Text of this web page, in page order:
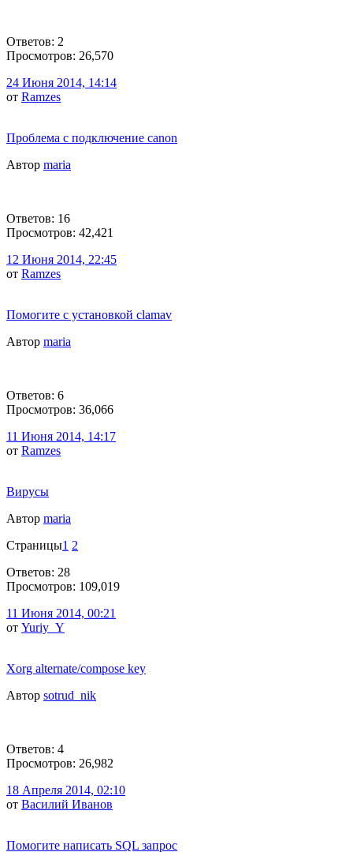
Ответов: 2
Просмотров: 26,570
24 Июня 2014, 14:14
от Ramzes
Проблема с подключение canon
Автор maria
Ответов: 16
Просмотров: 42,421
12 Июня 2014, 22:45
от Ramzes
Помогите с установкой clamav
Автор maria
Ответов: 6
Просмотров: 36,066
11 Июня 2014, 14:17
от Ramzes
Вирусы
Автор maria
Страницы1 2
Ответов: 28
Просмотров: 109,019
11 Июня 2014, 00:21
от Yuriy_Y
Xorg alternate/compose key
Автор sotrud_nik
Ответов: 4
Просмотров: 26,982
18 Апреля 2014, 02:10
от Василий Иванов
Помогите написать SQL запрос